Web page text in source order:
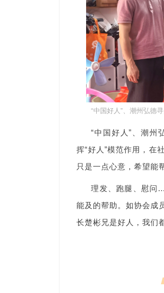
“中国好人”、潮州弘德
“中国好人”、潮州
挥“好人”模范作用，在
只是一点心意，希望能
理发、跑腿、慰问
能及的帮助。如协会成
长楚彬兄是好人，我们